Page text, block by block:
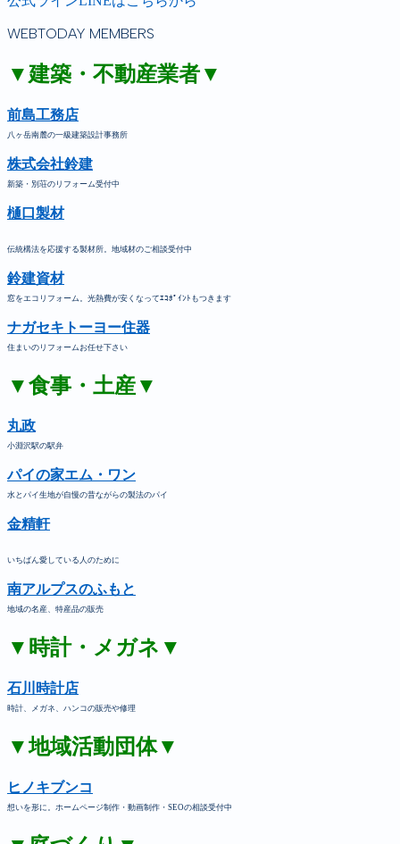
WEBTODAY MEMBERS
▼建築・不動産業者▼
前島工務店
八ヶ岳南麓の一級建築設計事務所
株式会社鈴建
新築・別荘のリフォーム受付中
樋口製材
伝統構法を応援する製材所。地域材のご相談受付中
鈴建資材
窓をエコリフォーム。光熱費が安くなってｴｺﾎﾟｲﾝﾄもつきます
ナガセキトーヨー住器
住まいのリフォームお任せ下さい
▼食事・土産▼
丸政
小淵沢駅の駅弁
パイの家エム・ワン
水とパイ生地が自慢の昔ながらの製法のパイ
金精軒
いちばん愛している人のために
南アルプスのふもと
地域の名産、特産品の販売
▼時計・メガネ▼
石川時計店
時計、メガネ、ハンコの販売や修理
▼地域活動団体▼
ヒノキブンコ
想いを形に。ホームページ制作・動画制作・SEOの相談受付中